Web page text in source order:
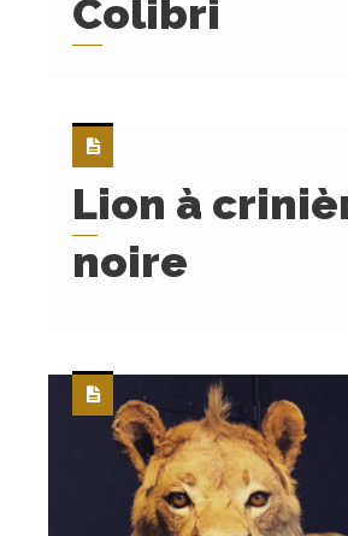
Colibri
Lion à crinière
noire